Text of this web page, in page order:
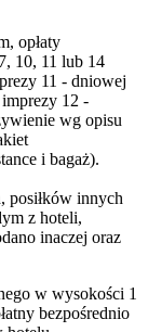
opłaty
10, 11 lub 14
11 - dniowej
12 -
wg opisu
i bagaż).
posiłków innych
z hoteli,
inaczej oraz
w wysokości 1
bezpośrednio